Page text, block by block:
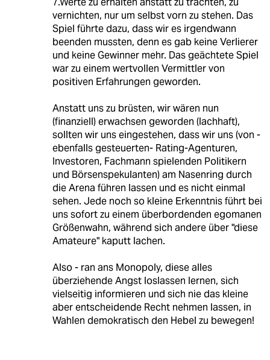
vernichten, nur um selbst vorn zu stehen. Das
Spiel führte dazu, dass wir es irgendwann
beenden mussten, denn es gab keine Verlierer
und keine Gewinner mehr. Das geächtete Spiel
war zu einem wertvollen Vermittler von
positiven Erfahrungen geworden.
Anstatt uns zu brüsten, wir wären nun
(finanziell) erwachsen geworden (lachhaft),
sollten wir uns eingestehen, dass wir uns (von -
ebenfalls gesteuerten- Rating-Agenturen,
Investoren, Fachmann spielenden Politikern
und Börsenspekulanten) am Nasenring durch
die Arena führen lassen und es nicht einmal
sehen. Jede noch so kleine Erkenntnis führt bei
uns sofort zu einem überbordenden egomanen
Größenwahn, während sich andere über "diese
Amateure" kaputt lachen.
Also - ran ans Monopoly, diese alles
überziehende Angst loslassen lernen, sich
vielseitig informieren und sich nie das kleine
aber entscheidende Recht nehmen lassen, in
Wahlen demokratisch den Hebel zu bewegen!